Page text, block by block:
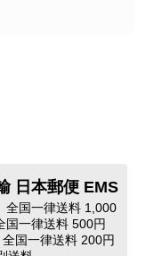
状態全体を判断
や商品説明に反
不快な思いをさ
意見をお寄せいた
申し上げます。
日本郵便 EMS
全国一律送料 1,000
国一律送料 500円
国一律送料 200円